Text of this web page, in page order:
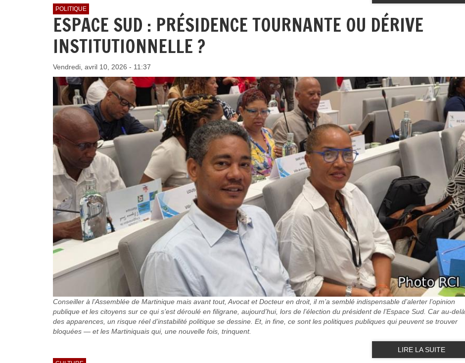
POLITIQUE
ESPACE SUD : PRÉSIDENCE TOURNANTE OU DÉRIVE
INSTITUTIONNELLE ?
Vendredi, avril 10, 2026 - 11:37
Conseiller à l’Assemblée de Martinique mais avant tout, Avocat et Docteur en droit, il m’a semblé indispensable d’alerter l’opinion
publique et les citoyens sur ce qui s’est déroulé en filigrane, aujourd’hui, lors de l’élection du président de l’Espace Sud. Car au-delà
des apparences, un risque réel d’instabilité politique se dessine. Et, in fine, ce sont les politiques publiques qui peuvent se trouver
bloquées — et les Martiniquais qui, une nouvelle fois, trinquent.
LIRE LA SUITE